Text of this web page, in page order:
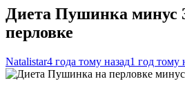
Диета Пушинка минус
перловке
Natalistar4 года тому назад1 год тому